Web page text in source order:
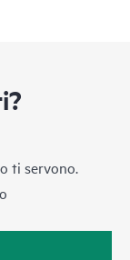
ti servono.